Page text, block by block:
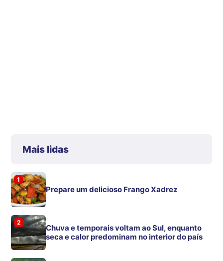
Mais lidas
1
Prepare um delicioso Frango Xadrez
2
Chuva e temporais voltam ao Sul, enquanto
seca e calor predominam no interior do país